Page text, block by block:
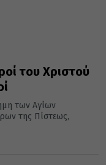
του Χριστού
των Αγίων
της Πίστεως,